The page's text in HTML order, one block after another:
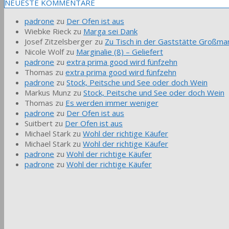
NEUESTE KOMMENTARE
padrone zu Der Ofen ist aus
Wiebke Rieck zu Marga sei Dank
Josef Zitzelsberger zu Zu Tisch in der Gaststätte
Nicole Wolfzu Marginalie (8) – Geliefert
padrone zu extra prima good wird fünfzehn
Thomas zu extra prima good wird fünfzehn
padrone zu Stock, Peitsche und See oder doch Wein
Markus Munz zu Stock, Peitsche und See oder doch Wein
Thomas zu Es werden immer weniger
padrone zu Der Ofen ist aus
Suitbert zu Der Ofen ist aus
Michael Stark zu Wohl der richtige Käufer
Michael Stark zu Wohl der richtige Käufer
padrone zu Wohl der richtige Käufer
padrone zu Wohl der richtige Käufer